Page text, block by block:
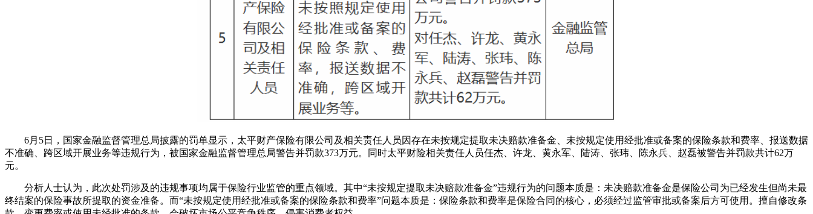
6月5日，国家金融监督管理总局披露的罚单显示，太平财产保险有限公司及相关责任人员因存在未按规定提取未决赔款准备金、未按规定使用经批准或备案的保险条款和费率、报送数据
不准确、跨区域开展业务等违规行为，被国家金融监督管理总局警告并罚款373万元。同时太平财险相关责任人员任杰、许龙、黄永军、陆涛、张玮、陈永兵、赵磊被警告并罚款共计62万
元。
分析人士认为，此次处罚涉及的违规事项均属于保险行业监管的重点领域。其中“未按规定提取未决赔款准备金”违规行为的问题本质是：未决赔款准备金是保险公司为已经发生但尚未最
终结案的保险事故所提取的资金准备。而“未按规定使用经批准或备案的保险条款和费率”问题本质是：保险条款和费率是保险合同的核心，必须经过监管审批或备案后方可使用。擅自修改条